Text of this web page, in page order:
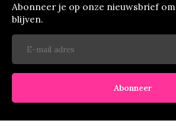
Abonneer je op onze nieuwsbrief
blijven.
Abonneer